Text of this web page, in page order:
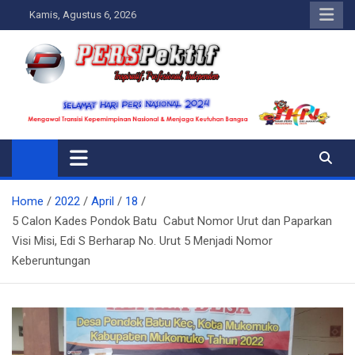
to
content
Kamis, Agustus 6, 2026
Perspektif.today
Ispiratif Profesional Independen
Home 2022 April
18
5 Calon Kades Pondok Batu Cabut Nomor Urut dan Paparkan
Visi Misi, Edi S Berharap No. Urut 5 Menjadi Nomor
Keberuntungan